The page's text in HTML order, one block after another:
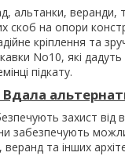
альтанки,
скоб на опори
кріплення та
No10, які
підкату.
Вдала
захист від
та інших